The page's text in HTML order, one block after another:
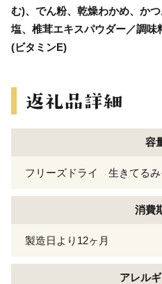
む)、でん粉、乾燥わかめ、か
塩、椎茸エキスパウダー／調味
(ビタミンE)
容
フリーズドライ 生きてる
消費
製造日より12ヶ月
アレル